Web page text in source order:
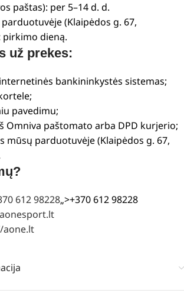
paštas): per 5–14 d. d.
(Klaipėdos g. 67,
pirkimo dieną.
už prekes:
bankininkystės sistemas;
pavedimu;
Omniva paštomato arba DPD kurjerio;
mūsų parduotuvėje (Klaipėdos g. 67,
612 98228„>+370 612 98228